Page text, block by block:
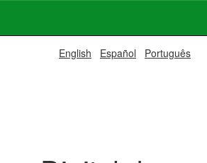
English Español Português